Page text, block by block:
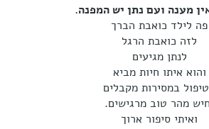
מענה ועם נתן יש המפנה.
פה לילד כואבת הברך
לזה כואבת הרגל
לנתן מגיעים
והוא איתו חיות מביא
במסירות מקבלים
מהר טוב מרגישים.
ואיתי סיפור ארוך